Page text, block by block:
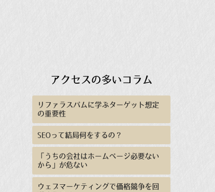
アクセスの多いコラム
リファラスパムに学ぶターゲット想定
の重要性
SEOって結局何をするの？
「うちの会社はホームページ必要ない
から」が危ない
ウェブマーケティングで価格競争を回